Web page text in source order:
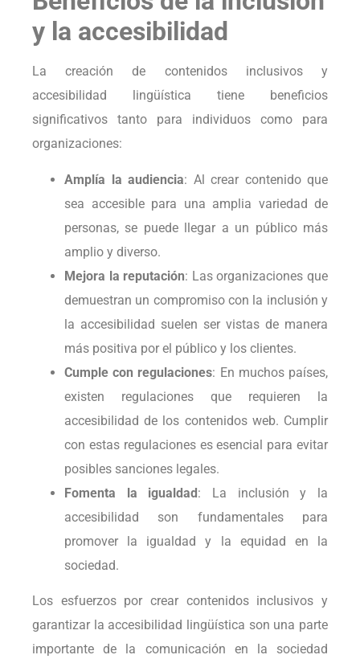
y la accesibilidad
La creación de contenidos inclusivos y
accesibilidad lingüística tiene beneficios
significativos tanto para individuos como para
organizaciones:
Amplía la audiencia: Al crear contenido que
sea accesible para una amplia variedad de
personas, se puede llegar a un público más
amplio y diverso.
Mejora la reputación: Las organizaciones que
demuestran un compromiso con la inclusión y
la accesibilidad suelen ser vistas de manera
más positiva por el público y los clientes.
Cumple con regulaciones: En muchos países,
existen regulaciones que requieren la
accesibilidad de los contenidos web. Cumplir
con estas regulaciones es esencial para evitar
posibles sanciones legales.
Fomenta la igualdad: La inclusión y la
accesibilidad son fundamentales para
promover la igualdad y la equidad en la
sociedad.
Los esfuerzos por crear contenidos inclusivos y
garantizar la accesibilidad lingüística son una parte
importante de la comunicación en la sociedad